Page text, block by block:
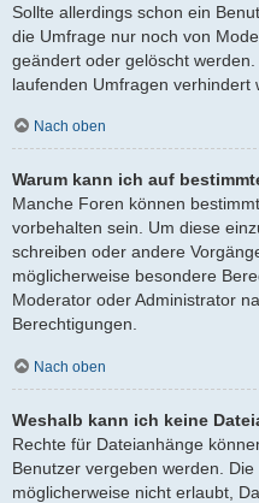
Sollte allerdings schon ein
die Umfrage nur noch von
geändert oder gelöscht
laufenden Umfragen verhindert
Nach oben
Warum kann ich auf
Manche Foren können
vorbehalten sein. Um diese
schreiben oder andere
möglicherweise besondere
Moderator oder Administrator
Berechtigungen.
Nach oben
Weshalb kann ich keine
Rechte für Dateianhänge
Benutzer vergeben werden.
möglicherweise nicht erlaubt,